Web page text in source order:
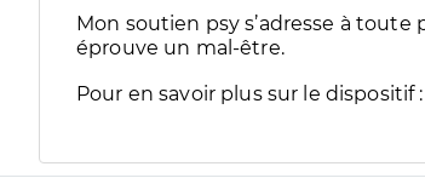
Mon soutien psy s’adresse à toute
éprouve un mal-être.
Pour en savoir plus sur le dispositif :